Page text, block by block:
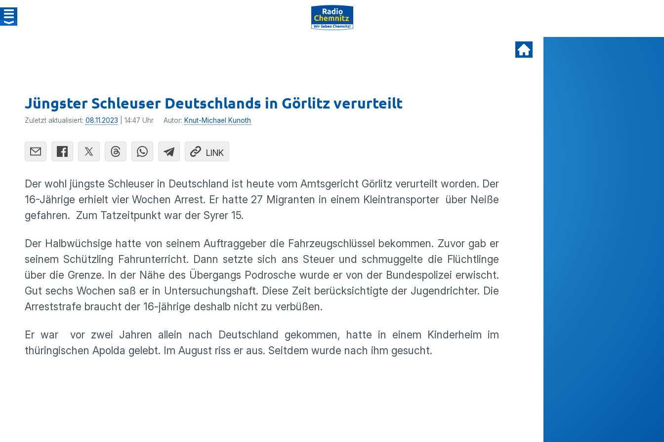
Jüngster Schleuser Deutschlands in Görlitz verurteilt
Zuletzt aktualisiert: 08.11.2023 | 14:47 Uhr Autor: Knut-Michael Kunoth
LINK
Der wohl jüngste Schleuser in Deutschland ist heute vom Amtsgericht Görlitz verurteilt worden. Der
16-Jährige erhielt vier Wochen Arrest. Er hatte 27 Migranten in einem Kleintransporter über Neiße
gefahren. Zum Tatzeitpunkt war der Syrer 15.
Der Halbwüchsige hatte von seinem Auftraggeber die Fahrzeugschlüssel bekommen. Zuvor gab er
seinem Schützling Fahrunterricht. Dann setzte sich ans Steuer und schmuggelte die Flüchtlinge
über die Grenze. In der Nähe des Übergangs Podrosche wurde er von der Bundespolizei erwischt.
Gut sechs Wochen saß er in Untersuchungshaft. Diese Zeit berücksichtigte der Jugendrichter. Die
Arreststrafe braucht der 16-jährige deshalb nicht zu verbüßen.
Er war vor zwei Jahren allein nach Deutschland gekommen, hatte in einem Kinderheim im
thüringischen Apolda gelebt. Im August riss er aus. Seitdem wurde nach ihm gesucht.